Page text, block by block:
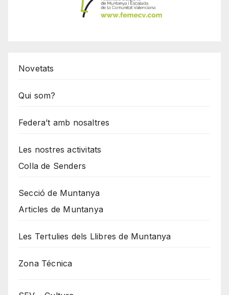
Novetats
Qui som?
Federa’t amb nosaltres
Les nostres activitats
Colla de Senders
Secció de Muntanya
Articles de Muntanya
Les Tertulies dels Llibres de Muntanya
Zona Técnica